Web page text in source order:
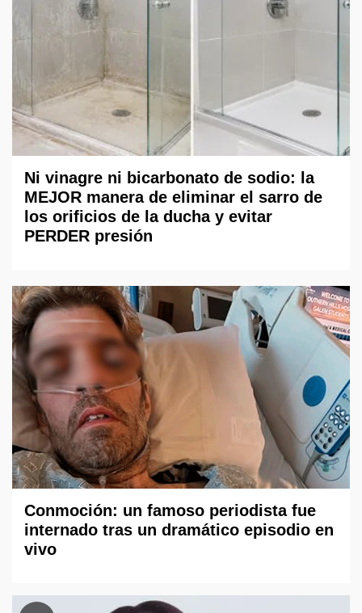
Ni vinagre ni bicarbonato de sodio: la
MEJOR manera de eliminar el sarro de
los orificios de la ducha y evitar
PERDER presión
Conmoción: un famoso periodista fue
internado tras un dramático episodio en
vivo